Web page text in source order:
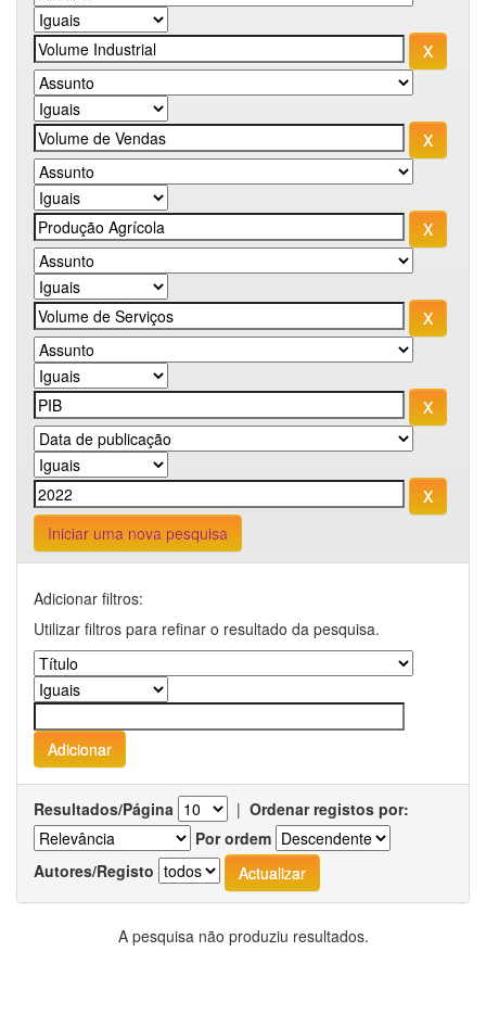
Iniciar uma nova pesquisa
Adicionar filtros:
Utilizar filtros para refinar o resultado da pesquisa.
Resultados/Página | Ordenar registos por:
Por ordem
Autores/Registo
A pesquisa não produziu resultados.